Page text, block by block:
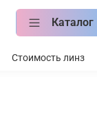
Каталог
Стоимость линз